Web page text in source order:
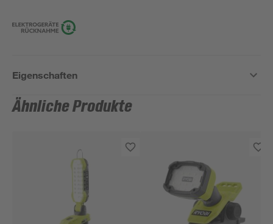
Eigenschaften
Ähnliche Produkte